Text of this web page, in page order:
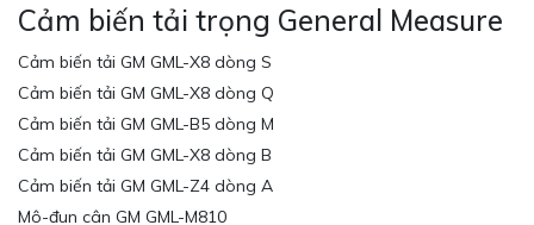
Cảm biến tải trọng General Measure
Cảm biến tải GM GML-X8 dòng S
Cảm biến tải GM GML-X8 dòng Q
Cảm biến tải GM GML-B5 dòng M
Cảm biến tải GM GML-X8 dòng B
Cảm biến tải GM GML-Z4 dòng A
Mô-đun cân GM GML-M810